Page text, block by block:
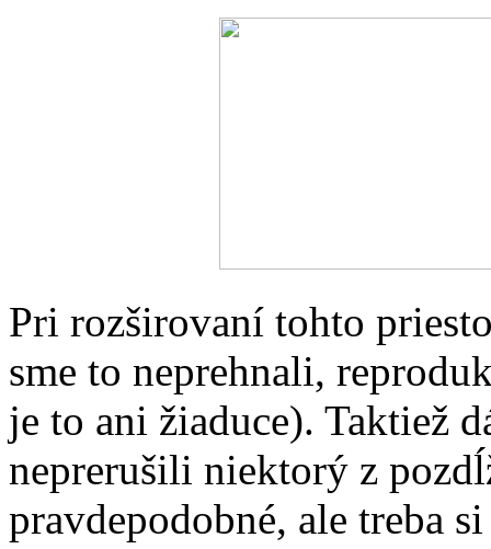
Pri rozširovaní tohto
sme to neprehnali,
je to ani žiaduce). Taktiež
neprerušili niektorý z
pravdepodobné, ale treba